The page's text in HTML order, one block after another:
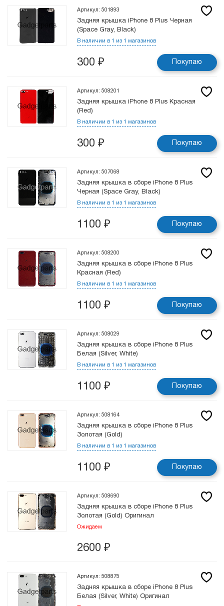
Артикул: 501893
Задняя крышка iPhone 8 Plus Черная
(Space Gray, Black)
В наличии в 1 из 1 магазинов
300 ₽ Покупаю
Артикул: 508201
Задняя крышка iPhone 8 Plus Красная
(Red)
В наличии в 1 из 1 магазинов
300 ₽ Покупаю
Артикул: 507068
Задняя крышка в сборе iPhone 8 Plus
Черная (Space Gray, Black)
В наличии в 1 из 1 магазинов
1100 ₽ Покупаю
Артикул: 508200
Задняя крышка в сборе iPhone 8 Plus
Красная (Red)
В наличии в 1 из 1 магазинов
1100 ₽ Покупаю
Артикул: 508029
Задняя крышка в сборе iPhone 8 Plus
Белая (Silver, White)
В наличии в 1 из 1 магазинов
1100 ₽ Покупаю
Артикул: 508164
Задняя крышка в сборе iPhone 8 Plus
Золотая (Gold)
В наличии в 1 из 1 магазинов
1100 ₽ Покупаю
Артикул: 508690
Задняя крышка в сборе iPhone 8 Plus
Золотая (Gold) Оригинал
Ожидаем
2600 ₽
Артикул: 508875
Задняя крышка в сборе iPhone 8 Plus
Белая (Silver, White) Оригинал